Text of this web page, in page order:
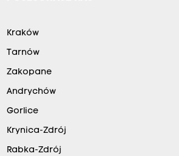
Kraków
Tarnów
Zakopane
Andrychów
Gorlice
Krynica-Zdrój
Rabka-Zdrój